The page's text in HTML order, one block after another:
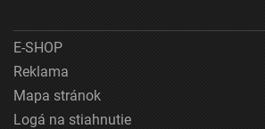
E-SHOP
Reklama
Mapa stránok
Logá na stiahnutie